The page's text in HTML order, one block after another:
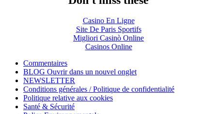
Casino En Ligne
Site De Paris Sportifs
Migliori Casinò Online
Casinos Online
Commentaires
BLOG Ouvrir dans un nouvel onglet
NEWSLETTER
Conditions générales / Politique de confidentialité
Politique relative aux cookies
Santé & Sécurité